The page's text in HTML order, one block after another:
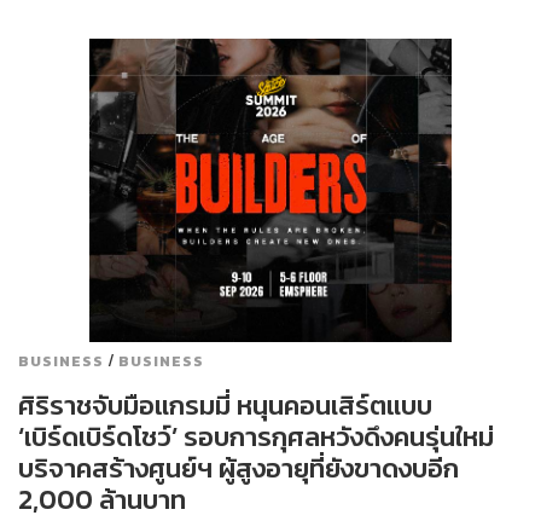
BUSINESS / BUSINESS
ศิริราชจับมือแกรมมี่ หนุนคอนเสิร์ตแบบ
‘เบิร์ดเบิร์ดโชว์’ รอบการกุศลหวังดึงคนรุ่นใหม่
บริจาคสร้างศูนย์ฯ ผู้สูงอายุที่ยังขาดงบอีก
2,000 ล้านบาท